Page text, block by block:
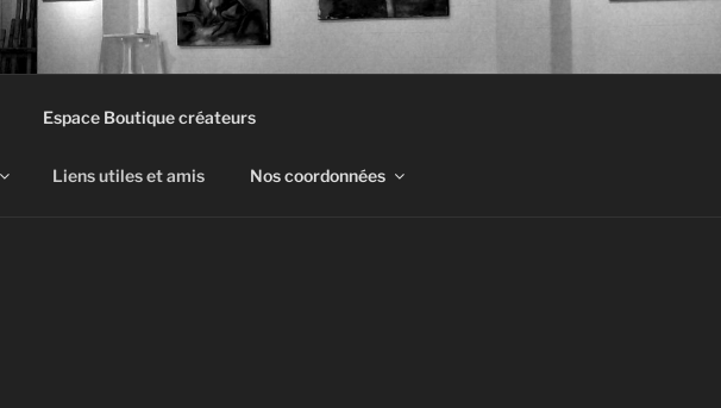
Espace Boutique créateurs
Liens utiles et amis Nos coordonnées